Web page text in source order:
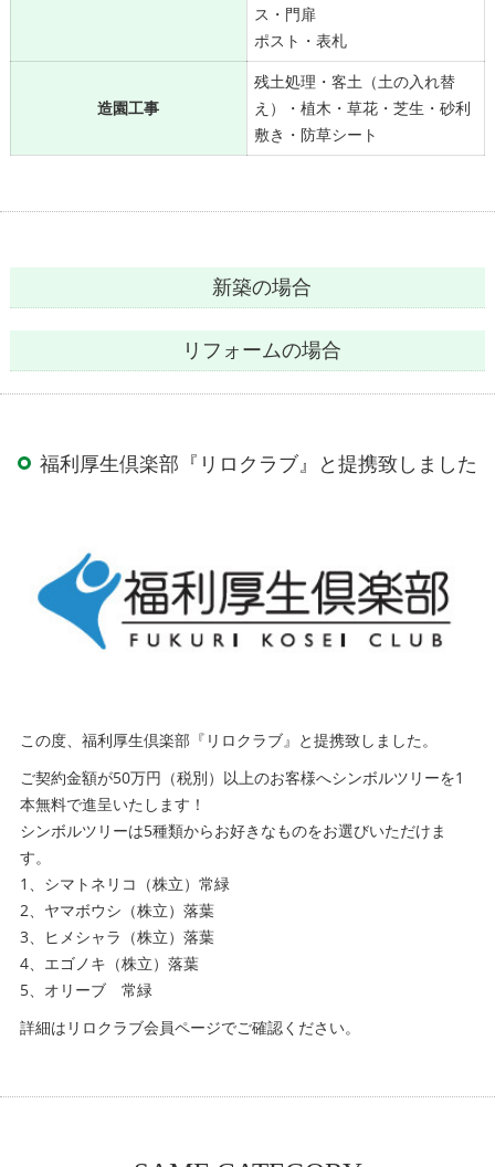
ス・門扉
ポスト・表札
造園工事
残土処理・客土（土の入れ替
え）・植木・草花・芝生・砂利
敷き・防草シート
新築の場合
リフォームの場合
福利厚生倶楽部『リロクラブ』と提携致しました
この度、福利厚生倶楽部『リロクラブ』と提携致しました。
ご契約金額が50万円（税別）以上のお客様へシンボルツリーを1
本無料で進呈いたします！
シンボルツリーは5種類からお好きなものをお選びいただけま
す。
1、シマトネリコ（株立）常緑
2、ヤマボウシ（株立）落葉
3、ヒメシャラ（株立）落葉
4、エゴノキ（株立）落葉
5、オリーブ 常緑
詳細はリロクラブ会員ページでご確認ください。